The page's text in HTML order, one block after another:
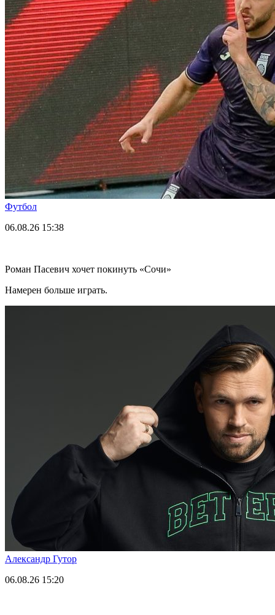
Футбол
06.08.26 15:38
Роман Пасевич хочет покинуть «Сочи»
Намерен больше играть.
Александр Гутор
06.08.26 15:20